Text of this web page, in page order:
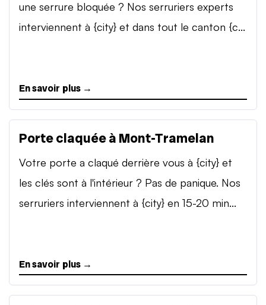
une serrure bloquée ? Nos serruriers experts
interviennent à {city} et dans tout le canton {c...
En savoir plus →
Porte claquée à Mont-Tramelan
Votre porte a claqué derrière vous à {city} et
les clés sont à l'intérieur ? Pas de panique. Nos
serruriers interviennent à {city} en 15-20 min...
En savoir plus →